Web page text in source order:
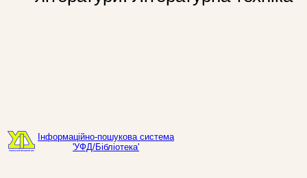
Інформаційно-пошукова система
'УФД/Бібліотека'